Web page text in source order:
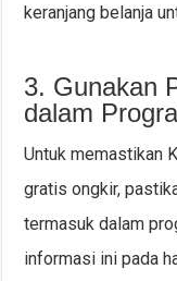
keranjang belanja
3. Gunakan
dalam
Untuk memastikan
gratis ongkir,
termasuk dalam
informasi ini pada